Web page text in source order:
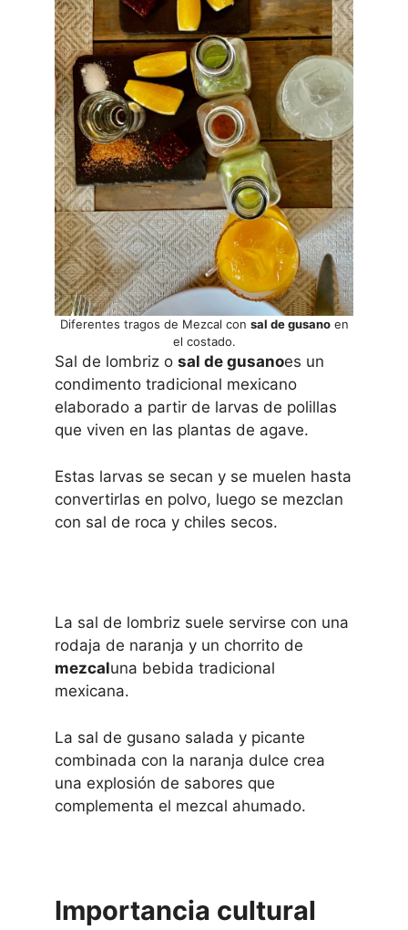
Diferentes tragos de Mezcal con sal de gusanoen
el costado.
Sal de lombriz o sal de gusanoes un
condimento tradicional mexicano
elaborado a partir de larvas de polillas
que viven en las plantas de agave.
Estas larvas se secan y se muelen hasta
convertirlas en polvo, luego se mezclan
con sal de roca y chiles secos.
La sal de lombriz suele servirse con una
rodaja de naranja y un chorrito de
mezcaluna bebida tradicional
mexicana.
La sal de gusano salada y picante
combinada con la naranja dulce crea
una explosión de sabores que
complementa el mezcal ahumado.
Importancia cultural